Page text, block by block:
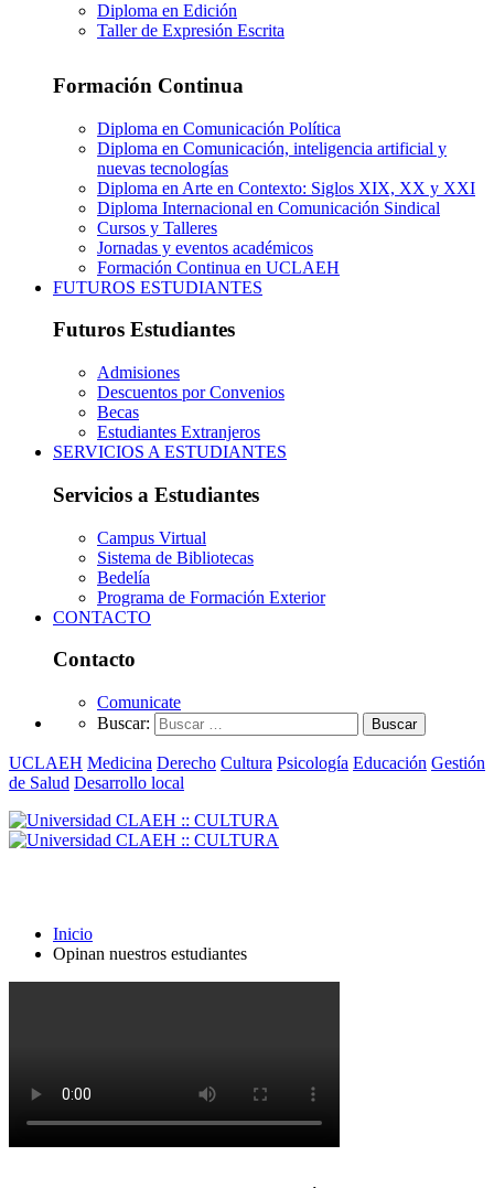
Diploma en Edición
Taller de Expresión Escrita
Formación Continua
Diploma en Comunicación Política
Diploma en Comunicación, inteligencia artificial y
nuevas tecnologías
Diploma en Arte en Contexto: Siglos XIX, XX y XXI
Diploma Internacional en Comunicación Sindical
Cursos y Talleres
Jornadas y eventos académicos
Formación Continua en UCLAEH
FUTUROS ESTUDIANTES
Futuros Estudiantes
Admisiones
Descuentos por Convenios
Becas
Estudiantes Extranjeros
SERVICIOS A ESTUDIANTES
Servicios a Estudiantes
Campus Virtual
Sistema de Bibliotecas
Bedelía
Programa de Formación Exterior
CONTACTO
Contacto
Comunicate
Buscar:
UCLAEH Medicina Derecho Cultura Psicología Educación Gestión
de Salud Desarrollo local
Inicio
Opinan nuestros estudiantes